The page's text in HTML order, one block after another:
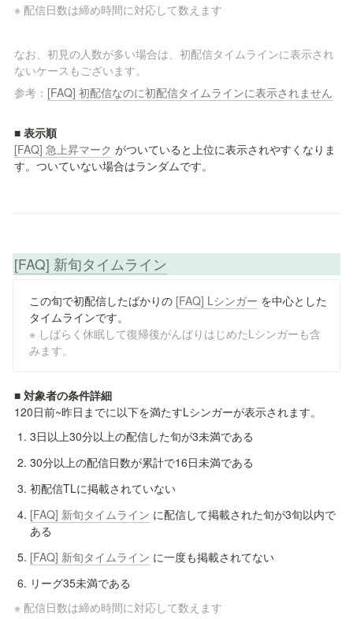
※ 配信日数は締め時間に対応して数えます
なお、初見の人数が多い場合は、初配信タイムラインに表示され
ないケースもございます。
参考： [FAQ] 初配信なのに初配信タイムラインに表示されません
[FAQ] 急上昇マーク がついていると上位に表示されやすくなりま
す。ついていない場合はランダムです。
[FAQ] 新旬タイムライン
この旬で初配信したばかりの [FAQ] Lシンガー を中心とした
※ しばらく休眠して復帰後がんばりはじめたLシンガーも含
みます。
■ 対象者の条件詳細
120日前~昨日までに以下を満たすLシンガーが表示されます。
3日以上30分以上の配信した旬が3未満である
30分以上の配信日数が累計で16日未満である
初配信TLに掲載されていない
[FAQ] 新旬タイムライン に配信して掲載された旬が3旬以内で
ある
[FAQ] 新旬タイムライン に一度も掲載されてない
リーグ35未満である
※ 配信日数は締め時間に対応して数えます